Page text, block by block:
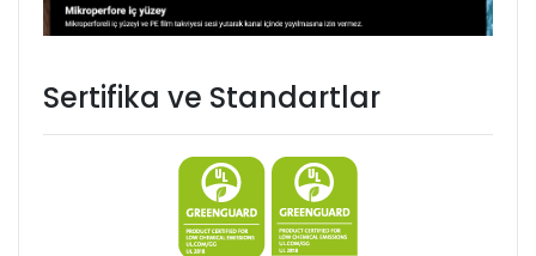
Sertifika ve Standartlar